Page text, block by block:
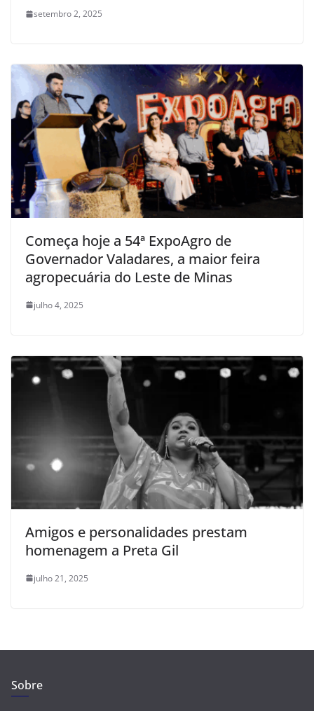
setembro 2, 2025
Começa hoje a 54ª ExpoAgro de
Governador Valadares, a maior feira
agropecuária do Leste de Minas
julho 4, 2025
Amigos e personalidades prestam
homenagem a Preta Gil
julho 21, 2025
Sobre